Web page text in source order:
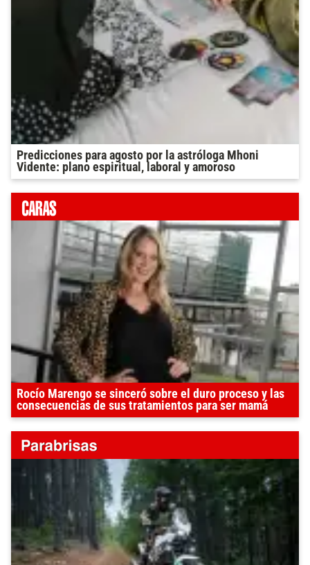
Predicciones para agosto por la astróloga Mhoni
Vidente: plano espiritual, laboral y amoroso
Rocío Marengo se sinceró sobre el duro proceso y las
consecuencias de sus tratamientos para ser mamá